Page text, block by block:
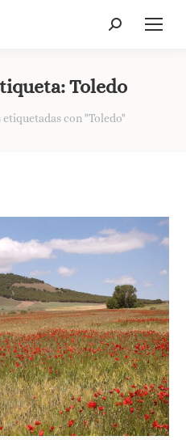
Buscar:
Toledo
con "Toledo"